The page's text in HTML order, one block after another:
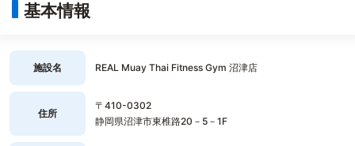
基本情報
施設名 REAL Muay Thai Fitness Gym 沼津店
住所
〒410-0302
静岡県沼津市東椎路20－5－1F